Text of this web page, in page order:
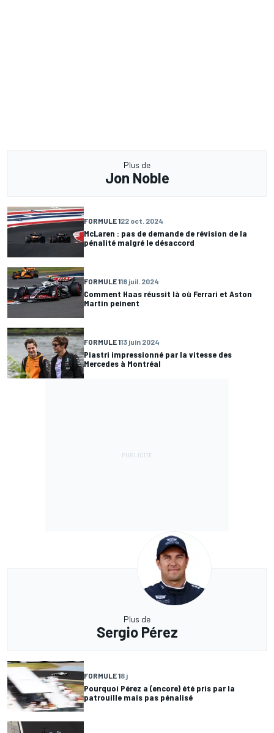
Plus de
Jon Noble
FORMULE 122 oct. 2024
McLaren : pas de demande de révision de la
pénalité malgré le désaccord
FORMULE 118 juil. 2024
Comment Haas réussit là où Ferrari et Aston
Martin peinent
FORMULE 113 juin 2024
Piastri impressionné par la vitesse des
Mercedes à Montréal
Plus de
Sergio Pérez
FORMULE 18 j
Pourquoi Pérez a (encore) été pris par la
patrouille mais pas pénalisé